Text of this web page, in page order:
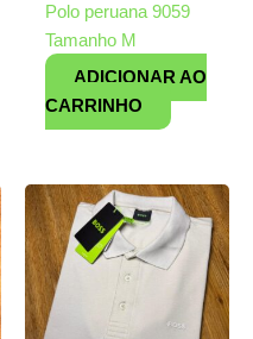
Polo peruana 9059
Tamanho M
ADICIONAR AO
CARRINHO